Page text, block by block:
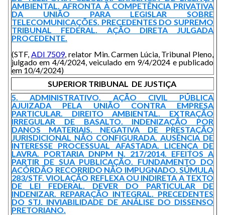
AMBIENTAL. AFRONTA À COMPETÊNCIA PRIVATIVA
DA UNIÃO PARA LEGISLAR SOBRE
TELECOMUNICAÇÕES. PRECEDENTES DO SUPREMO
TRIBUNAL FEDERAL. AÇÃO DIRETA JULGADA
PROCEDENTE.
(STF, ADI 7509, relator Min. Carmen Lúcia, Tribunal Pleno,
julgado em 4/4/2024, veiculado em 9/4/2024 e publicado
em 10/4/2024)
SUPERIOR TRIBUNAL DE JUSTIÇA
5. ADMINISTRATIVO. AÇÃO CIVIL PÚBLICA
AJUIZADA PELA UNIÃO CONTRA EMPRESA
PARTICULAR. DIREITO AMBIENTAL. EXTRAÇÃO
IRREGULAR DE BASALTO. INDENIZAÇÃO POR
DANOS MATERIAIS. NEGATIVA DE PRESTAÇÃO
JURISDICIONAL NÃO CONFIGURADA. AUSÊNCIA DE
INTERESSE PROCESSUAL AFASTADA. LICENÇA DE
LAVRA. PORTARIA DNPM N. 217/2014. EFEITOS A
PARTIR DE SUA PUBLICAÇÃO. FUNDAMENTO DO
ACÓRDÃO RECORRIDO NÃO IMPUGNADO. SÚMULA
283/STF. VIOLAÇÃO REFLEXA OU INDIRETA A TEXTO
DE LEI FEDERAL. DEVER DO PARTICULAR DE
INDENIZAR. REPARAÇÃO INTEGRAL. PRECEDENTES
DO STJ. INVIABILIDADE DE ANÁLISE DO DISSENSO
PRETORIANO.